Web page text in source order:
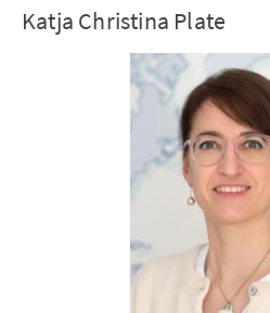
Katja Christina Plate